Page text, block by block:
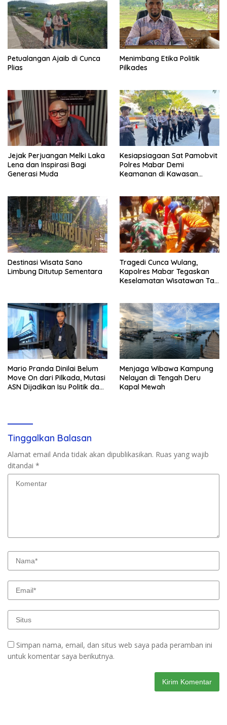
Petualangan Ajaib di Cunca
Plias
Menimbang Etika Politik
Pilkades
Jejak Perjuangan Melki Laka
Lena dan Inspirasi Bagi
Generasi Muda
Kesiapsiagaan Sat Pamobvit
Polres Mabar Demi
Keamanan di Kawasan
Destinasi Wisata Sano
Limbung Ditutup Sementara
Tragedi Cunca Wulang,
Kapolres Mabar Tegaskan
Keselamatan Wisatawan Tak
‎Mario Pranda Dinilai Belum
Move On dari Pilkada, Mutasi
ASN Dijadikan Isu Politik dan
Menjaga Wibawa Kampung
Nelayan di Tengah Deru
Kapal Mewah
Tinggalkan Balasan
Alamat email Anda tidak akan dipublikasikan. Ruas yang wajib
ditandai *
Simpan nama, email, dan situs web saya pada peramban ini
untuk komentar saya berikutnya.